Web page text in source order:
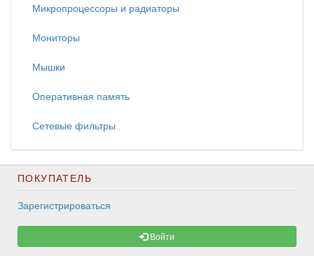
Микропроцессоры и радиаторы
Мониторы
Мышки
Оперативная память
Сетевые фильтры
ПОКУПАТЕЛЬ
Зарегистрироваться
Войти